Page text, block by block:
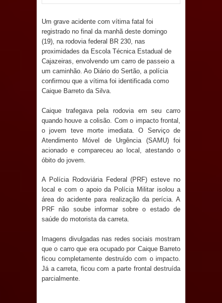
Prefeitura de Sapé desenvolve ações
para preservar tamarindeiro e
revitalizar Memorial Augusto dos
Anjos
Democrático de Direito – Bacharela
aborda de maneira inédita no mundo
Confira!
Prefeitura de Sapé promove
conscientização sobre saúde bucal
Caldas Brandão: gestão municipal
Um grave acidente com vítima fatal foi
registrado no final da manhã deste domingo
(19), na rodovia federal BR 230, nas
proximidades da Escola Técnica Estadual de
Cajazeiras, envolvendo um carro de passeio a
um caminhão. Ao Diário do Sertão, a polícia
confirmou que a vítima foi identificada como
Caique Barreto da Silva.
Caique trafegava pela rodovia em seu carro
quando houve a colisão. Com o impacto frontal,
o jovem teve morte imediata. O Serviço de
Atendimento Móvel de Urgência (SAMU) foi
acionado e compareceu ao local, atestando o
óbito do jovem.
A Polícia Rodoviária Federal (PRF) esteve no
local e com o apoio da Polícia Militar isolou a
área do acidente para realização da perícia. A
PRF não soube informar sobre o estado de
saúde do motorista da carreta.
Imagens divulgadas nas redes sociais mostram
que o carro que era ocupado por Caique Barreto
ficou completamente destruído com o impacto.
Já a carreta, ficou com a parte frontal destruída
parcialmente.